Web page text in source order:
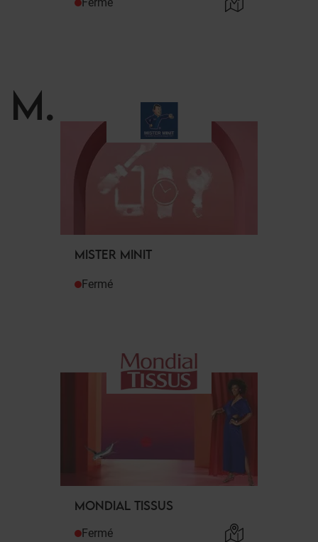
M.
MISTER MINIT
Fermé
MONDIAL TISSUS
Fermé